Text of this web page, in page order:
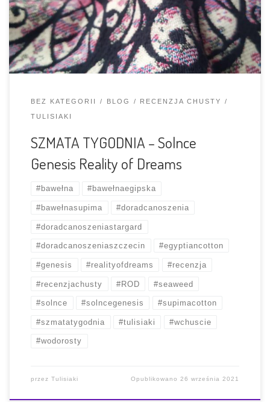
nazwa jest w 100% trafiona – chusta, jak sen na jawie,
gdzie, marzenia stały się rzeczywistością! 🙂 To była
miłość od pierwszego wejrzenia – totalnie […]
BEZ KATEGORII BLOG RECENZJA CHUSTY
TULISIAKI
SZMATA TYGODNIA – Solnce
Genesis Reality of Dreams
#bawełna #bawełnaegipska
#bawełnasupima #doradcanoszenia
#doradcanoszeniastargard
#doradcanoszeniaszczecin #egyptiancotton
#genesis #realityofdreams #recenzja
#recenzjachusty #ROD #seaweed
#solnce #solncegenesis #supimacotton
#szmatatygodnia #tulisiaki #wchuscie
#wodorosty
przez Tulisiaki Opublikowano26 września 2021